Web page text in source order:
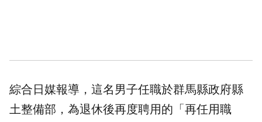
綜合日媒報導，這名男子任職於群馬縣政府縣
土整備部，為退休後再度聘用的「再任用職